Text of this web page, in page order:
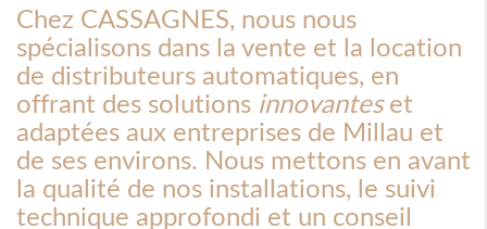
Chez CASSAGNES, nous nous
spécialisons dans la vente et la location
de distributeurs automatiques, en
offrant des solutions innovanteset
adaptées aux entreprises de Millau et
de ses environs. Nous mettons en avant
la qualité de nos installations, le suivi
technique approfondi et un conseil